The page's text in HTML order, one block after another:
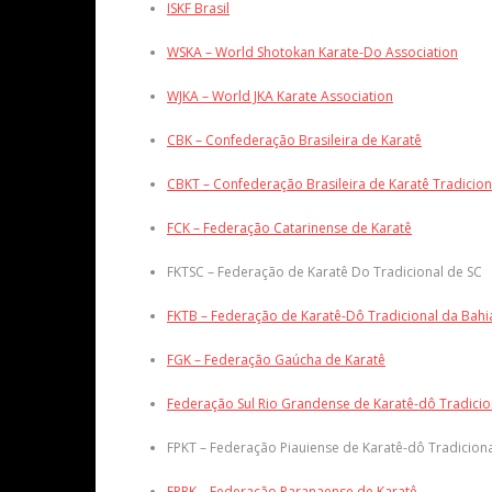
ISKF Brasil
WSKA – World Shotokan Karate-Do Association
WJKA – World JKA Karate Association
CBK – Confederação Brasileira de Karatê
CBKT – Confederação Brasileira de Karatê
FCK – Federação Catarinense de Karatê
FKTSC – Federação de Karatê Do Tradicional de SC
FKTB – Federação de Karatê-Dô Tradicional da
FGK – Federação Gaúcha de Karatê
Federação Sul Rio Grandense de Karatê-dô
FPKT – Federação Piauiense de Karatê-dô